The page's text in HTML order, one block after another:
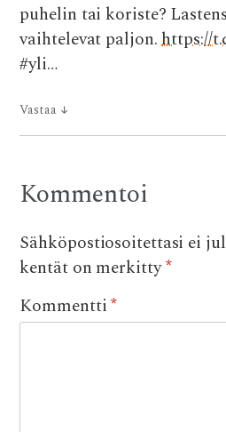
puhelin tai koriste?
vaihtelevat paljon.https://
#yli…
Vastaa ↓
Kommentoi
Sähköpostiosoitettasi ei
kentät on merkitty*
Kommentti*